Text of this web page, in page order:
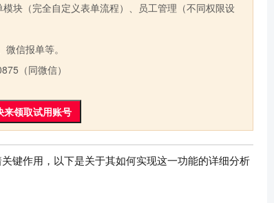
块（完全自定义表单流程）、员工管理（不同权限设
信报单等。
（同微信）
来领取试用账号
键作用，以下是关于其如何实现这一功能的详细分析